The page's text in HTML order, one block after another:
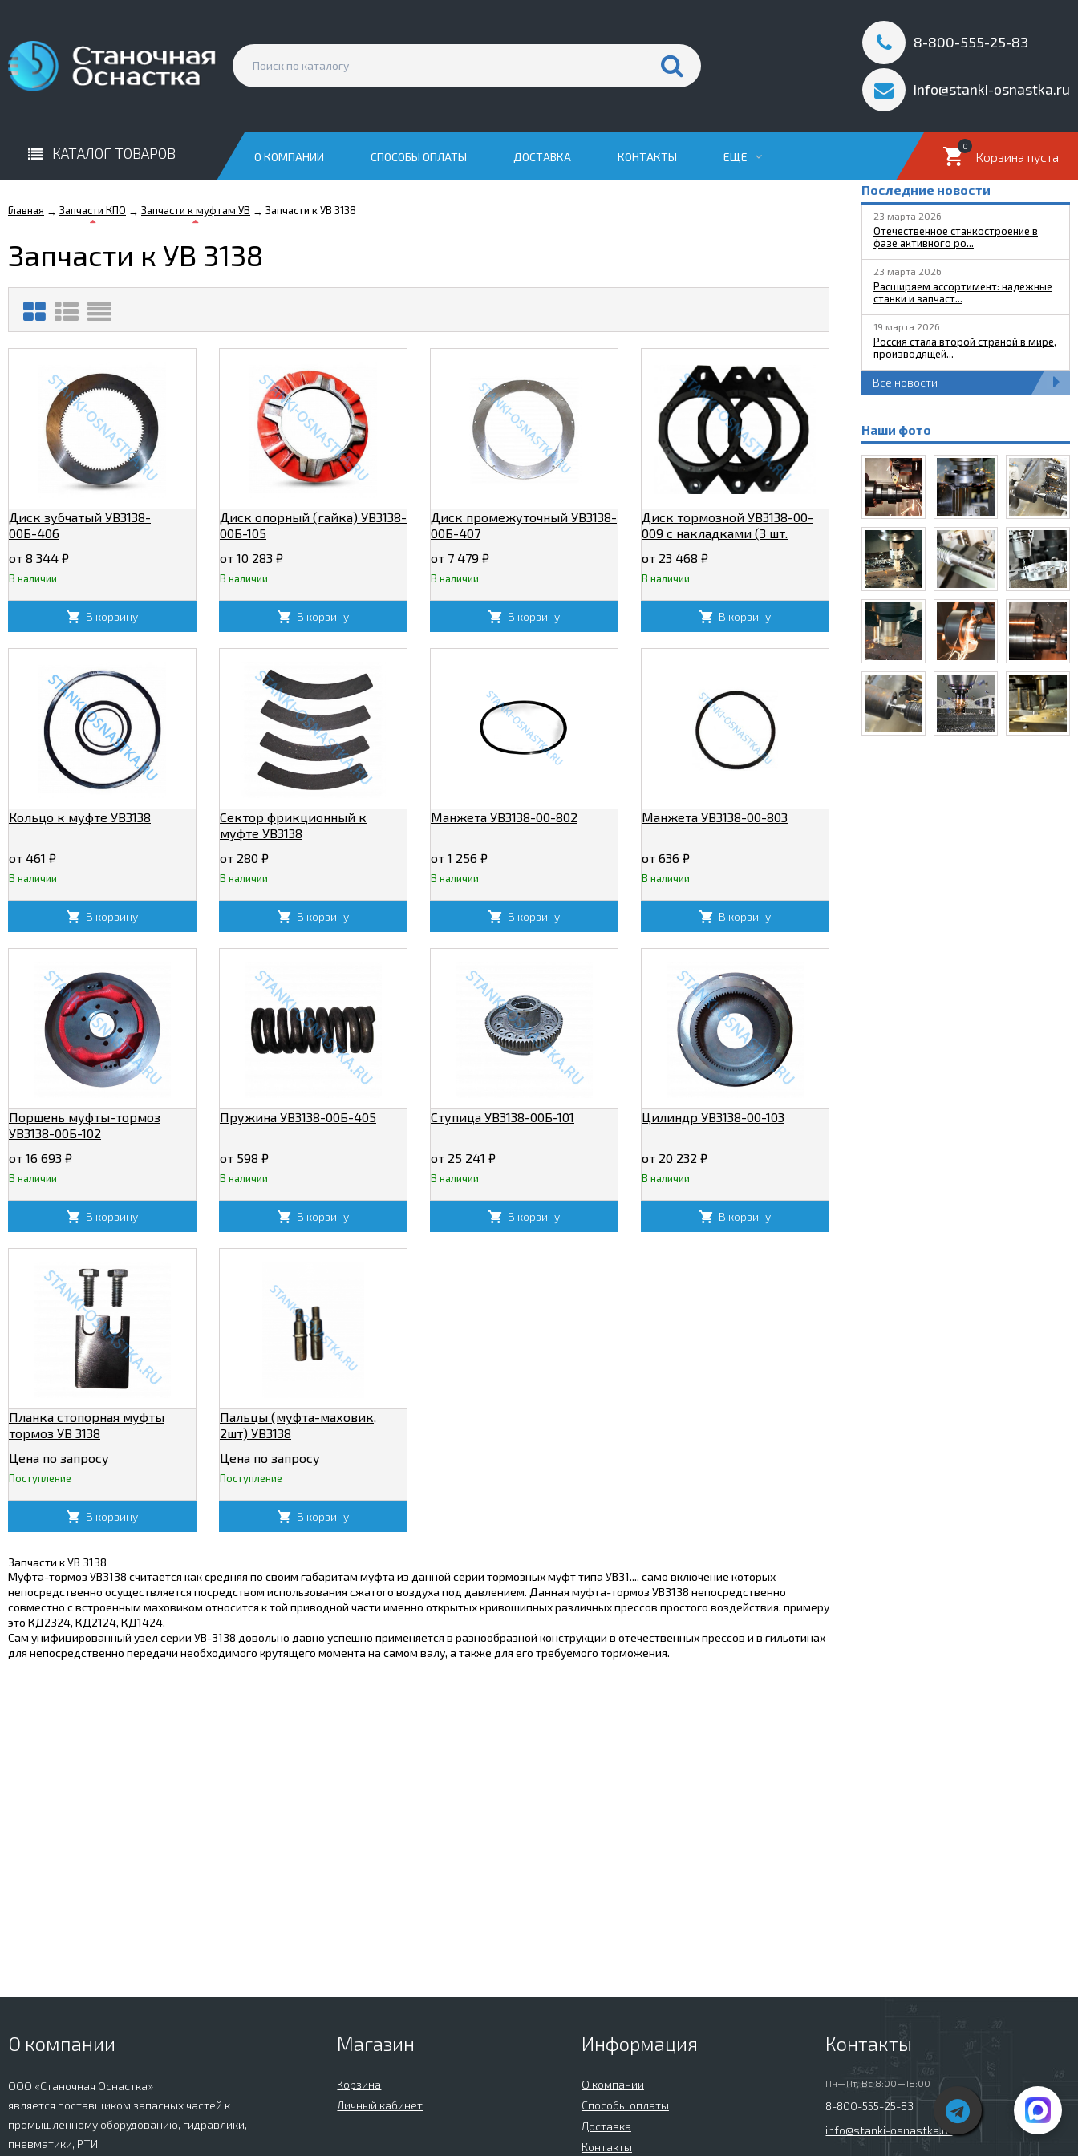
8-800-555-25-83
info@stanki-osnastka.ru
КАТАЛОГ ТОВАРОВ Корзина пуста
0
О КОМПАНИИ СПОСОБЫ ОПЛАТЫ ДОСТАВКА КОНТАКТЫ ЕЩЕ
Главная → Запчасти КПО → Запчасти к муфтам УВ → Запчасти к УВ 3138
Запчасти к УВ 3138
Диск зубчатый УВ3138-
00Б-406
от 8 344 ₽
В наличии
В корзину
Диск опорный (гайка) УВ3138-
00Б-105
от 10 283 ₽
В наличии
В корзину
Диск промежуточный УВ3138-
00Б-407
от 7 479 ₽
В наличии
В корзину
Диск тормозной УВ3138-00-
009 с накладками (3 шт.
от 23 468 ₽
В наличии
В корзину
Кольцо к муфте УВ3138
от 461 ₽
В наличии
В корзину
Сектор фрикционный к
муфте УВ3138
от 280 ₽
В наличии
В корзину
Манжета УВ3138-00-802
от 1 256 ₽
В наличии
В корзину
Манжета УВ3138-00-803
от 636 ₽
В наличии
В корзину
Поршень муфты-тормоз
УВ3138-00Б-102
от 16 693 ₽
В наличии
В корзину
Пружина УВ3138-00Б-405
от 598 ₽
В наличии
В корзину
Ступица УВ3138-00Б-101
от 25 241 ₽
В наличии
В корзину
Цилиндр УВ3138-00-103
от 20 232 ₽
В наличии
В корзину
Планка стопорная муфты
тормоз УВ 3138
Цена по запросу
Поступление
В корзину
Пальцы (муфта-маховик,
2шт) УВ3138
Цена по запросу
Поступление
В корзину
Запчасти к УВ 3138
Муфта-тормоз УВ3138 считается как средняя по своим габаритам муфта из данной серии тормозных муфт типа УВ31..., само включение которых
непосредственно осуществляется посредством использования сжатого воздуха под давлением. Данная муфта-тормоз УВ3138 непосредственно
совместно с встроенным маховиком относится к той приводной части именно открытых кривошипных различных прессов простого воздействия, примеру
это КД2324, КД2124, КД1424.
Сам унифицированный узел серии УВ-3138 довольно давно успешно применяется в разнообразной конструкции в отечественных прессов и в гильотинах
для непосредственно передачи необходимого крутящего момента на самом валу, а также для его требуемого торможения.
Последние новости
23 марта 2026
Отечественное станкостроение в
фазе активного ро...
23 марта 2026
Расширяем ассортимент: надежные
станки и запчаст...
19 марта 2026
Россия стала второй страной в мире,
производящей...
Все новости
Наши фото
О компании
ООО «Станочная Оснастка»
является поставщиком запасных частей к
промышленному оборудованию, гидравлики,
пневматики, РТИ.
Магазин
Корзина
Личный кабинет
Информация
О компании
Способы оплаты
Доставка
Контакты
Контакты
Пн—Пт, Вс 8:00—18:00
8-800-555-25-83
info@stanki-osnastka.ru